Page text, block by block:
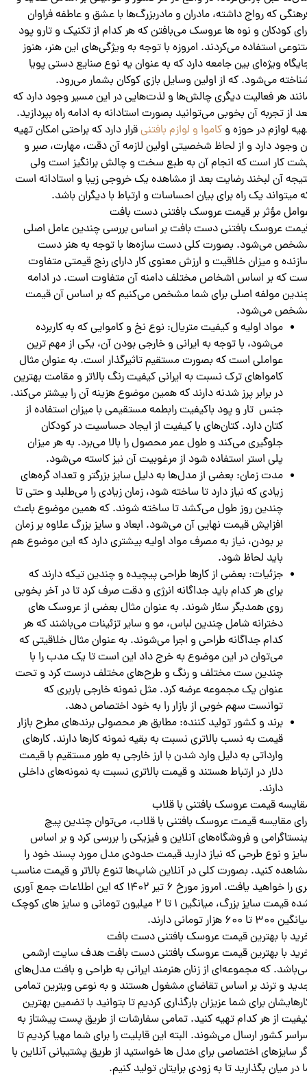
که رواج داشته، مادران و مادربزرگ‌ها با عشق و عاطفه فراوان
کودکان و نوه‌ ها عروسک می‌بافتن که هر کدام از تکنیک و تارو پود
استفاده می‌کردند. امروزه با توجه به ویژگی‌های این هنر، هنوز
ویژه‌ای بین جامعه دارد که به عنوان یه نوع صنایع دستی پویا
می‌شود. که از اولین وسایل بازی کوکان بشمار می‌رود.
هر فعالیت دیگری چالش‌ها و لذت‌هایی در این مسیر وجود دارد که
از تجربه آن بخوبی می‌توانید بصورت استادانه به ادامه راه بپردازید.
لوازم در حوزه و کاموا و لوازم بافتنیقرار دارد که براحتی امکان تهیه
وجود دارد و از لحاظ شخصیتی اولین لازمه آن دقت، مهارت، صبر و
کار است که انجام آن به طبع سخت و چالش برانگیز است ولی
آن لبخند رضایت بعد از مشاهده یک خروجی زیبا و استادانه است
میتواند یک راه برای بیان احساسات و ارتباط با دیگران باشد.
مؤثر بر قیمت عروسک بافتنی دست بافت
عروسک بافتنی دست بافت بر اساس بررسی چندین عامل اصلی
می‌شود. بصورت کلی دست سازه‌ها با توجه به هنر دست
و میزان خلاقیت و ارزش معنوی کار دارای رنج قیمتی متفاوت
که بر اساس اشخاص مختلف دامنه آن متفاوت است. در ادامه
مولفه اصلی برای شما مشخص می‌کنیم که بر اساس آن قیمت
می‌شود.
مواد اولیه و کیفیت متریال: نوع نخ و کاموایی که به کاربرده
می‌شود، با توجه به ایرانی و خارجی بودن آن، یکی از مهم ترین
عواملی است که بصورت مستقیم تاثیرگذار است. به عنوان مثال
کاموا‌های ترک نسبت به ایرانی کیفیت رنگ بالاتر و مقامت بهترین
در برابر پرز شدنه دارند که همین موضوع هزینه آن را بیشتر می‌کند.
جنس تار و پود باکیفیت رابطمه مستقیمی با میزان استفاده از
کتان دارد. کتان‌های با کیفیت از ایجاد حساسیت در کودکان
جلوگیری می‌کند و طول عمر محصول را بالا می‌برد. به هر میزان
پلی استر استفاده شود از مرغوبیت آن نیز کاسته می‌شود.
مدت زمان: بعضی از مدل‌ها به دلیل سایز بزرگتر و تعداد گره‌های
زیادی که نیاز دارد تا ساخته شود، زمان زیادی را می‌طلبد و حتی تا
چندین روز طول می‌کشد تا ساخته شوند. که همین موضوع باعث
افزایش قیمت نهایی آن می‌شود. ابعاد و سایز بزرگ علاوه بر زمان
بر بودن، نیاز به مصرف مواد اولیه بیشتری دارد که این موضوع هم
باید لحاظ شود.
جزئیات: بعضی از کار‌ها طراحی پیچیده و چندین تیکه دارند که
برای هر کدام باید جداگانه انرژی و دقت صرف کرد تا در آخر بخوبی
روی همدیگر سئار شوند. به عنوان مثال بعضی از عروسک های
دخترانه شامل چندین لباس، مو و سایر تزئینات می‌باشند که هر
کدام جداگانه طراحی و اجرا می‌شوند. به عنوان مثال خلاقیتی که
می‌توان در این موضوع به خرج داد این است تا یک مدب را با
چندین ست مختلف و رنگ و طرح‌های مختلف درست کرد و تحت
عنوان یک مجموعه عرضه کرد. مثل نمونه خارجی باربری که
توانست سهم خوبی از بازار را به خود اختصاص دهد.
برند و کشور تولید کننده: مطابق هر محصولی برند‌های مطرح بازار
قیمت به نسب بالاتری نسبت به بقیه نمونه کار‌ها دارند. کارهای
وارداتی به دلیل وارد شدن با ارز خارجی به طور مستقیم با قیمت
دلار در ارتباط هستند و قیمت بالاتری نسبت به نمونه‌های داخلی
دارند.
قیمت عروسک بافتنی با قلاب
مقایسه قیمت عروسک‌ بافتنی با قلاب، می‌توان چندین پیچ
و فروشگاه‌های آنلاین و فیزیکی را بررسی کرد و بر اساس
و نوع طرحی که نیاز دارید قیمت حدودی مدل مورد پسند خود را
کنید. بصورت کلی در آنلاین شاپ‌ها تنوع بالاتر و قیمت مناسب
تری را خواهید یافت. امروز مورخ 6 تیر 1402 که این اطلاعات جمع آوری
شده قیمت سایز بزرگ، میانگین 1 تا 2 میلیون تومانی و سایز های کوچک
300 تا 600 هزار تومانی دارند.
با بهترین قیمت عروسک بافتنی دست بافت
با بهترین قیمت عروسک بافتنی دست بافت هدف سایت ارشمی
که مجموعه‌ای از زنان هنرمند ایرانی به طراحی و بافت مدل‌های
و ترند بر اساس تقاضای مشغول هستند و به نوعی ویترین تمامی
برای شما عزیزان بارگذاری کردیم تا بتوانید با تضمین بهترین
از هر کدام تهیه کنید. تمامی سفارشات از طریق پست پیشتاز به
کشور ارسال می‌شوند. البته این قابلیت را برای شما مهیا کردیم تا
سایز‌های اختصاصی برای مدل ‌ها خواستید از طریق پشتیبانی آنلاین با
در میان بگذارید تا به زودی برایتان تولید کنیم.